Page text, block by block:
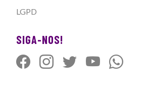
LGPD
SIGA-NOS!